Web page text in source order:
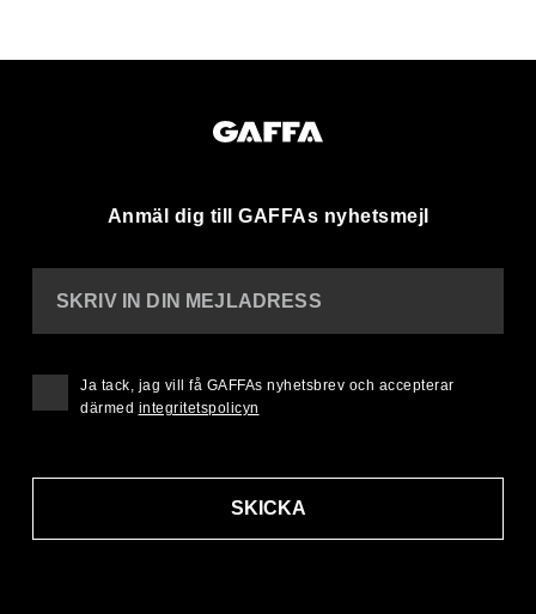
Anmäl dig till GAFFAs nyhetsmejl
SKRIV IN DIN MEJLADRESS
SKICKA
Ja tack, jag vill få GAFFAs nyhetsbrev och accepterar
därmed integritetspolicyn